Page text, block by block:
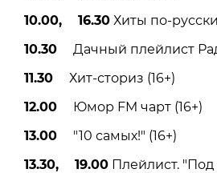
10.00, 16.30 Хиты по-русски
10.30 Дачный плейлист
11.30 Хит-сториз (16+)
12.00 Юмор FM чарт (16+)
13.00 "10 самых!" (16+)
13.30, 19.00 Плейлист.